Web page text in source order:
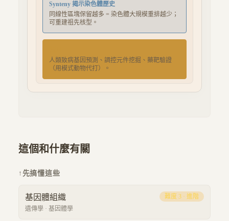
Synteny 揭示染色體歷史
同線性區塊保留越多 = 染色體大規模重排越少；
可重建祖先核型。
人類致病基因預測、調控元件挖掘、藥靶驗證
（用模式動物代打）。
這個和什麼有關
↑ 先搞懂這些
基因體組織
遺傳學 · 基因體學
難度 3 · 進階